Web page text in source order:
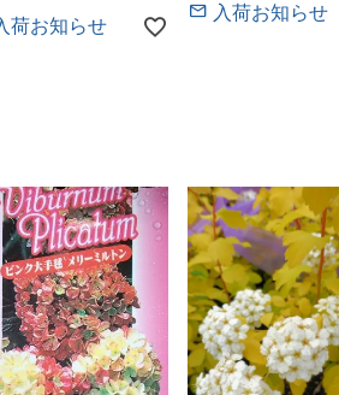
荷お知らせ
入荷お知らせ